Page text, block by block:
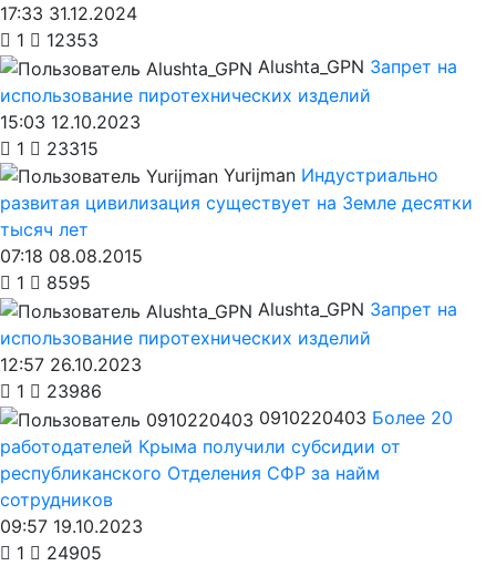
17:33 31.12.2024
1
12353
Alushta_GPN Запрет на
использование пиротехнических изделий
15:03 12.10.2023
1
23315
Yurijman Индустриально
развитая цивилизация существует на Земле десятки
тысяч лет
07:18 08.08.2015
1
8595
Alushta_GPN Запрет на
использование пиротехнических изделий
12:57 26.10.2023
1
23986
0910220403 Более 20
работодателей Крыма получили субсидии от
республиканского Отделения СФР за найм
сотрудников
09:57 19.10.2023
1
24905